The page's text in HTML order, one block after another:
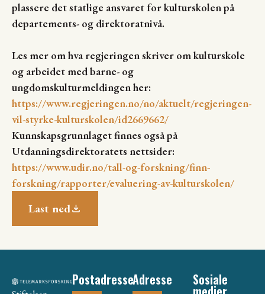
plassere det statlige ansvaret for kulturskolen på
departements- og direktoratnivå.
Les mer om hva regjeringen skriver om kulturskole
og arbeidet med barne- og
ungdomskulturmeldingen her:
https://www.regjeringen.no/no/aktuelt/regjeringen-
vil-styrke-kulturskolen/id2669662/
Kunnskapsgrunnlaget finnes også på
Utdanningsdirektoratets nettsider:
https://www.udir.no/tall-og-forskning/finn-
forskning/rapporter/evaluering-av-kulturskolen/
Last ned
PostadresseAdresse Sosiale